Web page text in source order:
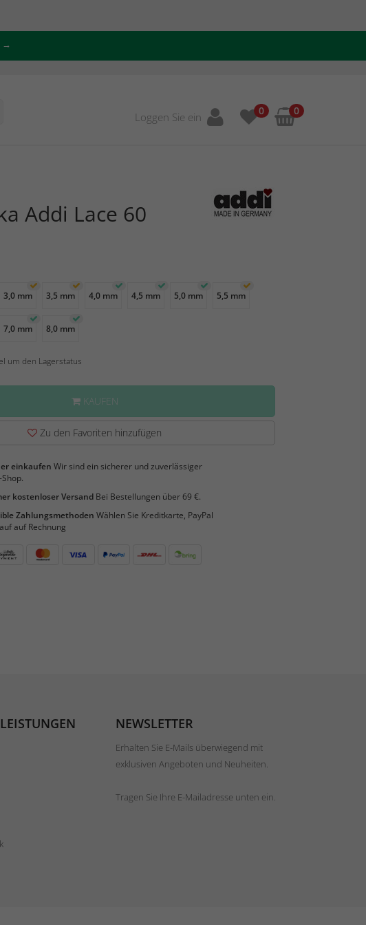
→
Loggen Sie ein 0 0
Addi Lace 60
3,0 mm 3,5 mm 4,0 mm 4,5 mm 5,0 mm 5,5 mm
7,0 mm 8,0 mm
um den Lagerstatus
KAUFEN
Zu den Favoriten hinzufügen
einkaufen Wir sind ein sicherer und zuverlässiger
kostenloser VersandBei Bestellungen über 69 €.
Zahlungsmethoden Wählen Sie Kreditkarte, PayPal
auf Rechnung
NEWSLETTER
Erhalten Sie E-Mails überwiegend mit
exklusiven Angeboten und Neuheiten.
Tragen Sie Ihre E-Mailadresse unten ein.